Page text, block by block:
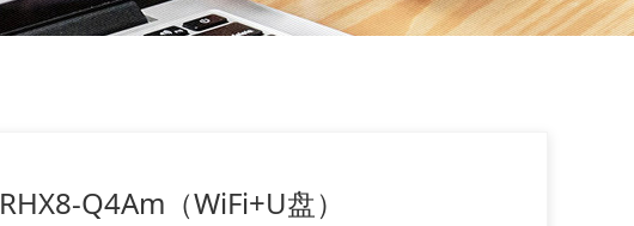
RHX8-Q4Am（WiFi+U盘）